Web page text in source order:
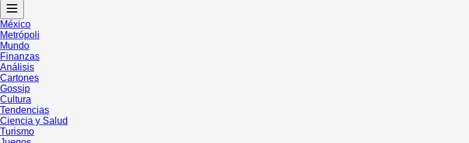
México
Metrópoli
Mundo
Finanzas
Análisis
Cartones
Gossip
Cultura
Tendencias
Ciencia y Salud
Turismo